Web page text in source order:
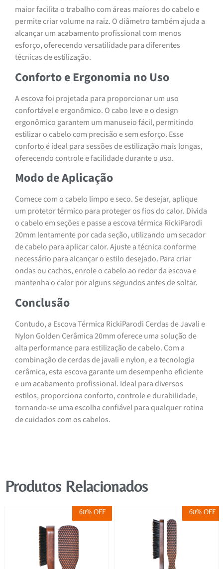
maior facilita o trabalho com áreas maiores do cabelo e
permite criar volume na raiz. O diâmetro também ajuda a
alcançar um acabamento profissional com menos
esforço, oferecendo versatilidade para diferentes
técnicas de estilização.
Conforto e Ergonomia no Uso
A escova foi projetada para proporcionar um uso
confortável e ergonômico. O cabo leve e o design
ergonômico garantem um manuseio fácil, permitindo
estilizar o cabelo com precisão e sem esforço. Esse
conforto é ideal para sessões de estilização mais longas,
oferecendo controle e facilidade durante o uso.
Modo de Aplicação
Comece com o cabelo limpo e seco. Se desejar, aplique
um protetor térmico para proteger os fios do calor. Divida
o cabelo em seções e passe a escova térmica RickiParodi
20mm lentamente por cada seção, utilizando um secador
de cabelo para aplicar calor. Ajuste a técnica conforme
necessário para alcançar o estilo desejado. Para criar
ondas ou cachos, enrole o cabelo ao redor da escova e
mantenha o calor por alguns segundos antes de soltar.
Conclusão
Contudo, a Escova Térmica RickiParodi Cerdas de Javali e
Nylon Golden Cerâmica 20mm oferece uma solução de
alta performance para estilização de cabelo. Com a
combinação de cerdas de javali e nylon, e a tecnologia
cerâmica, esta escova garante um desempenho eficiente
e um acabamento profissional. Ideal para diversos
estilos, proporciona conforto, controle e durabilidade,
tornando-se uma escolha confiável para qualquer rotina
de cuidados com os cabelos.
Produtos Relacionados
60% OFF 60% OFF